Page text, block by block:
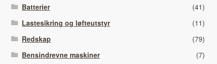
Batterier
(41)
Lastesikring og løfteutstyr
(11)
Redskap
(79)
Bensindrevne maskiner
(7)